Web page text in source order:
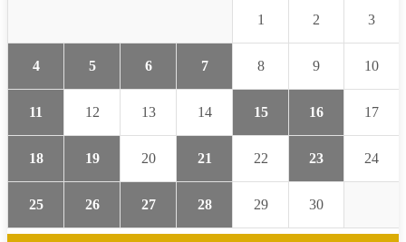
1 2 3
4 5 6 7 8 9 10
11 12 13 14 15 16 17
18 19 20 21 22 23 24
25 26 27 28 29 30